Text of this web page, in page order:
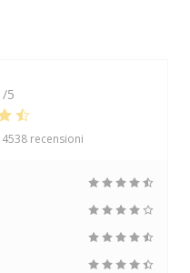
/5
4538 recensioni